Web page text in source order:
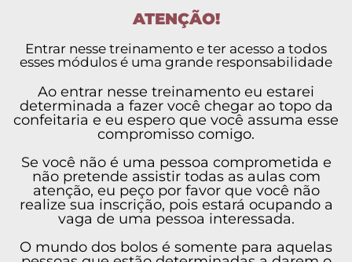
ATENÇÃO!
Entrar nesse treinamento e ter acesso a todos
esses módulos é uma grande responsabilidade
Ao entrar nesse treinamento eu estarei
determinada a fazer você chegar ao topo da
confeitaria e eu espero que você assuma esse
compromisso comigo.
Se você não é uma pessoa comprometida e
não pretende assistir todas as aulas com
atenção, eu peço por favor que você não
realize sua inscrição, pois estará ocupando a
vaga de uma pessoa interessada.
O mundo dos bolos é somente para aquelas